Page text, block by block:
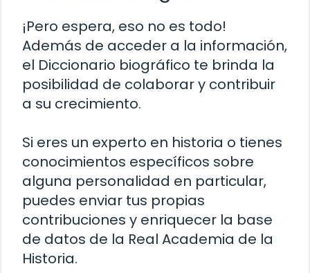
¡Pero espera, eso no es todo!
Además de acceder a la información,
el Diccionario biográfico te brinda la
posibilidad de colaborar y contribuir
a su crecimiento.
Si eres un experto en historia o tienes
conocimientos específicos sobre
alguna personalidad en particular,
puedes enviar tus propias
contribuciones y enriquecer la base
de datos de la Real Academia de la
Historia.